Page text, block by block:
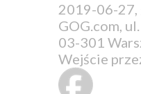
2019-06-27,
GOG.com,
03-301
Wejście